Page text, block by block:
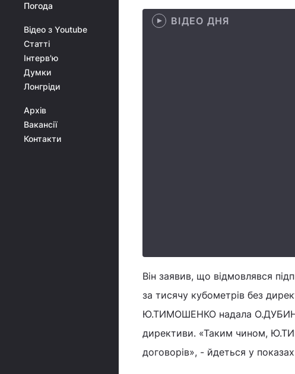
Погода
Відео з Youtube
Статті
Інтерв'ю
Думки
Лонгріди
Архів
Вакансії
Контакти
ВІДЕО ДНЯ
Він заявив, що відмовлявся
за тисячу кубометрів без
Ю.ТИМОШЕНКО надала О.ДУБИНІ
директиви. «Таким чином,
договорів», - йдеться у